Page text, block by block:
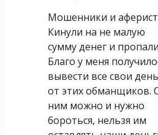
Мошенники и
Кинули на не малую
сумму денег и
Благо у меня
вывести все свои
от этих обманщиков.
ним можно и нужно
бороться, нельзя им